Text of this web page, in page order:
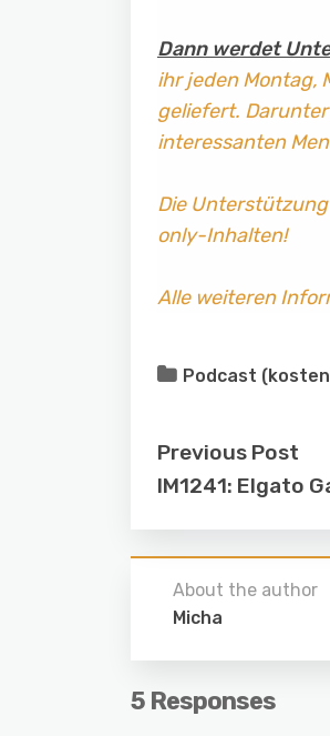
Dann werdet
ihr jeden Montag,
geliefert. Darunter
interessanten
Die
only-Inhalten!
Alle weiteren
Podcast
Previous Post
IM1241: Elgato
About the author
Micha
5 Responses